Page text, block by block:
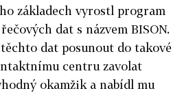
základech vyrostl program
dat s názvem BISON.
dat posunout do takové
centru zavolat
okamžik a nabídl mu